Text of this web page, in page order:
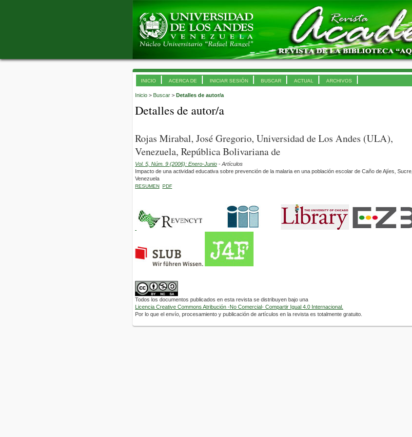
INICIO ACERCA DE INICIAR SESIÓN BUSCAR ACTUAL ARCHIVOS
Inicio > Buscar > Detalles de autor/a
Detalles de autor/a
Rojas Mirabal, José Gregorio, Universidad de Los Andes (ULA),
Venezuela, República Bolivariana de
Vol. 5, Núm. 9 (2006): Enero-Junio - Artículos
Impacto de una actividad educativa sobre prevención de la malaria en una población escolar de Caño de Ajíes, Sucre,
Venezuela
RESUMEN PDF
Todos los documentos publicados en esta revista se distribuyen bajo una
Licencia Creative Commons Atribución -No Comercial- Compartir Igual 4.0 Internacional.
Por lo que el envío, procesamiento y publicación de artículos en la revista es totalmente gratuito.